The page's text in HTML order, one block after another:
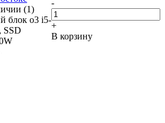
(1)
блок o3 i5-
SSD
-
+
В корзину